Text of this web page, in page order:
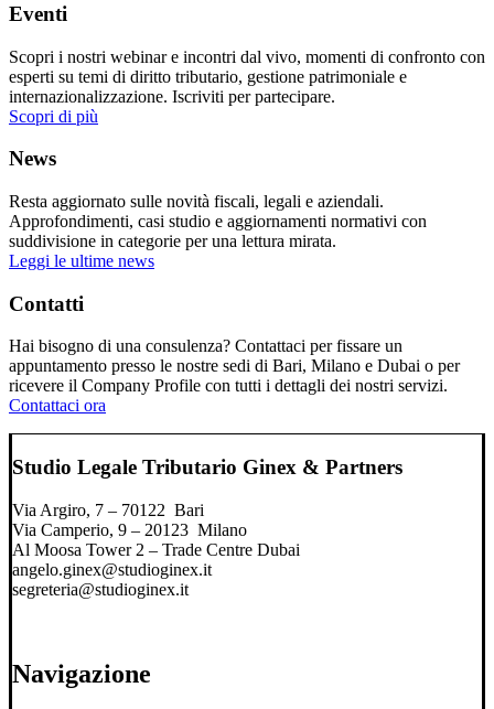
Eventi
Scopri i nostri webinar e incontri dal vivo, momenti di confronto con
esperti su temi di diritto tributario, gestione patrimoniale e
internazionalizzazione. Iscriviti per partecipare.
Scopri di più
News
Resta aggiornato sulle novità fiscali, legali e aziendali.
Approfondimenti, casi studio e aggiornamenti normativi con
suddivisione in categorie per una lettura mirata.
Leggi le ultime news
Contatti
Hai bisogno di una consulenza? Contattaci per fissare un
appuntamento presso le nostre sedi di Bari, Milano e Dubai o per
ricevere il Company Profile con tutti i dettagli dei nostri servizi.
Contattaci ora
Studio Legale Tributario Ginex & Partners
Via Argiro, 7 – 70122 Bari
Via Camperio, 9 – 20123 Milano
Al Moosa Tower 2 – Trade Centre Dubai
angelo.ginex@studioginex.it
segreteria@studioginex.it
Navigazione